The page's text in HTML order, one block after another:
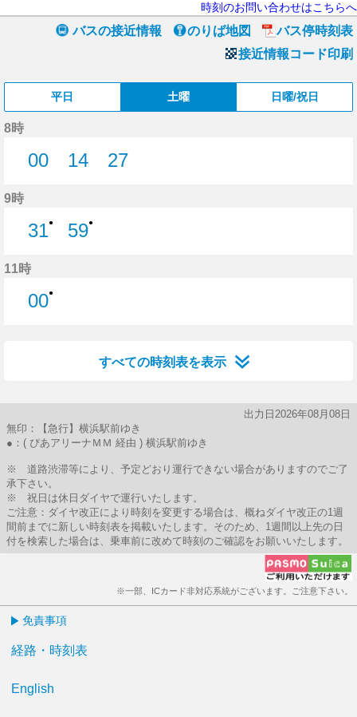
時刻のお問い合わせはこちらへ
バスの接近情報 のりば地図
バス停時刻表
接近情報コード印刷
平日 土曜 日曜/祝日
8時
00
14
27
9時
31●
59●
11時
00●
すべての時刻表を表示
出力日2026年08月08日
無印：【急行】横浜駅前ゆき
●：( ぴあアリーナＭＭ 経由 ) 横浜駅前ゆき
※ 道路渋滞等により、予定どおり運行できない場合がありますのでご了
承下さい。
※ 祝日は休日ダイヤで運行いたします。
ご注意：ダイヤ改正により時刻を変更する場合は、概ねダイヤ改正の1週
間前までに新しい時刻表を掲載いたします。そのため、1週間以上先の日
付を検索した場合は、乗車前に改めて時刻のご確認をお願いいたします。
※一部、ICカード非対応系統がございます。ご注意下さい。
免責事項
経路・時刻表
English